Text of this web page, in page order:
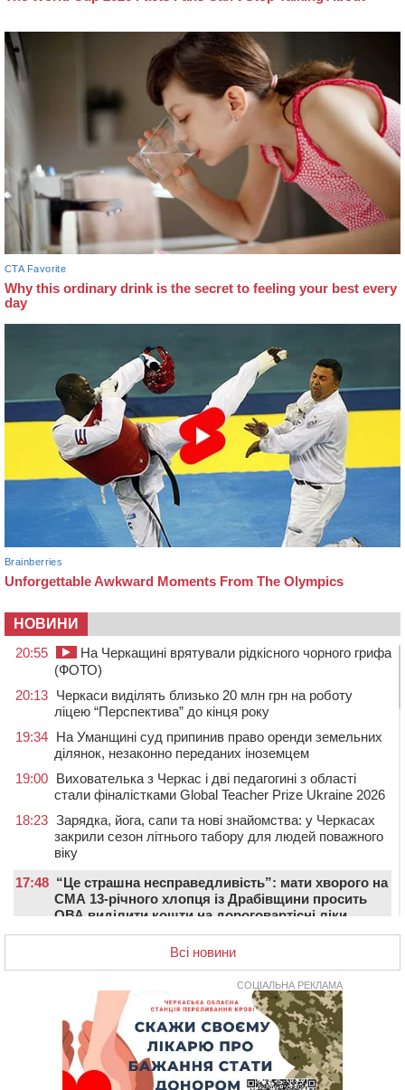
НОВИНИ
20:55
На Черкащині врятували рідкісного чорного грифа
(ФОТО)
20:13 Черкаси виділять близько 20 млн грн на роботу
ліцею “Перспектива” до кінця року
19:34 На Уманщині суд припинив право оренди земельних
ділянок, незаконно переданих іноземцем
19:00 Вихователька з Черкас і дві педагогині з області
стали фіналістками Global Teacher Prize Ukraine 2026
18:23 Зарядка, йога, сапи та нові знайомства: у Черкасах
закрили сезон літнього табору для людей поважного
віку
17:48 “Це страшна несправедливість”: мати хворого на
СМА 13-річного хлопця із Драбівщини просить
ОВА виділити кошти на дороговартісні ліки
На Уманщині судитимуть колишню очільницю відділу
освіти через закупівлю електрики за завищеною
У Черкасах провели в останню путь двох
загиблих воїнів
До 1 вересня у Черкасах оновлюють дорожню
розмітку біля навчальних закладів (ФОТОФАКТ)
Всі новини
СОЦІАЛЬНА РЕКЛАМА